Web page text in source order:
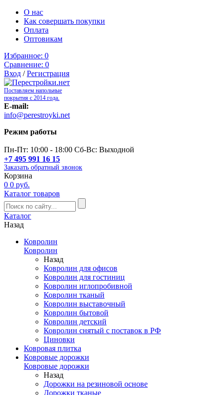
О нас
Как совершать покупки
Оплата
Оптовикам
Избранное: 0
Сравнение: 0
Вход /Регистрация
Поставляем напольные
покрытия с 2014 года.
E-mail:
info@perestroyki.net
Режим работы
Пн-Пт: 10:00 - 18:00 Сб-Вс: Выходной
+7 495 991 16 15
Заказать обратный звонок
Корзина
0 0 руб.
Каталог товаров
Каталог
Назад
Ковролин
Ковролин
Назад
Ковролин для офисов
Ковролин для гостиниц
Ковролин иглопробивной
Ковролин тканый
Ковролин выставочный
Ковролин бытовой
Ковролин детский
Ковролин снятый с поставок в РФ
Циновки
Ковровая плитка
Ковровые дорожки
Ковровые дорожки
Назад
Дорожки на резиновой основе
Дорожки тканые